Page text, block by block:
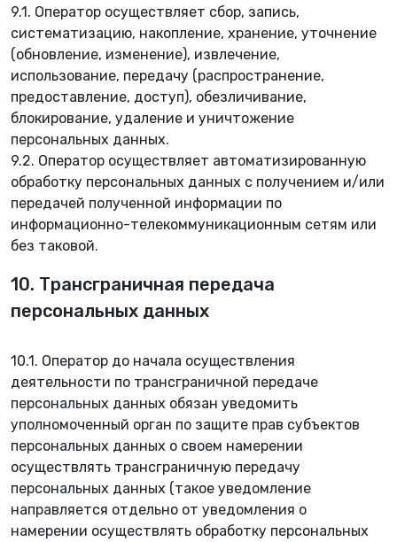
9.1. Оператор осуществляет сбор, запись,
систематизацию, накопление, хранение, уточнение
(обновление, изменение), извлечение,
использование, передачу (распространение,
предоставление, доступ), обезличивание,
блокирование, удаление и уничтожение
персональных данных.
9.2. Оператор осуществляет автоматизированную
обработку персональных данных с получением и/или
передачей полученной информации по
информационно-телекоммуникационным сетям или
без таковой.
10. Трансграничная передача
персональных данных
10.1. Оператор до начала осуществления
деятельности по трансграничной передаче
персональных данных обязан уведомить
уполномоченный орган по защите прав субъектов
персональных данных о своем намерении
осуществлять трансграничную передачу
персональных данных (такое уведомление
направляется отдельно от уведомления о
намерении осуществлять обработку персональных